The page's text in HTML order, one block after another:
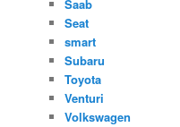
Saab
Seat
smart
Subaru
Toyota
Venturi
Volkswagen